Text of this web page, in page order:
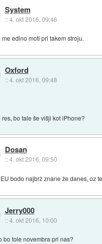
System
::4. okt 2016, 09:46
me edino moti pri takem stroju.
Oxford
::4. okt 2016, 09:48
res, bo tale še višji kot iPhone?
Dosan
::4. okt 2016, 09:50
bodo najbrž znane že danes, oz
Jerry000
::4. okt 2016, 10:00
bo tole novembra pri nas?